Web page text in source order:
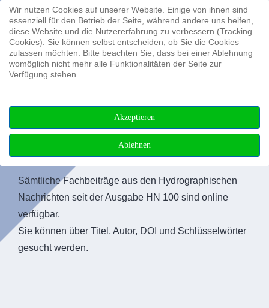
Suchen ...
Fachbeiträge
Sämtliche Fachbeiträge aus den Hydrographischen
Nachrichten seit der Ausgabe HN 100 sind online
verfügbar.
Sie können über Titel, Autor, DOI und Schlüsselwörter
gesucht werden.
Wir nutzen Cookies auf unserer Website. Einige von ihnen sind
essenziell für den Betrieb der Seite, während andere uns helfen,
diese Website und die Nutzererfahrung zu verbessern (Tracking
Cookies). Sie können selbst entscheiden, ob Sie die Cookies
zulassen möchten. Bitte beachten Sie, dass bei einer Ablehnung
womöglich nicht mehr alle Funktionalitäten der Seite zur
Verfügung stehen.
Akzeptieren
Ablehnen